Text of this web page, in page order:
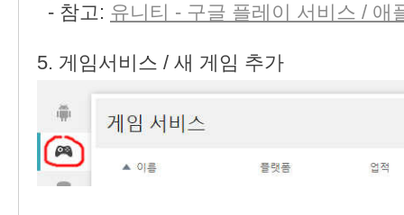
- 참고: 유니티 - 구글 플레이 서비스 / 애
5. 게임서비스 / 새 게임 추가